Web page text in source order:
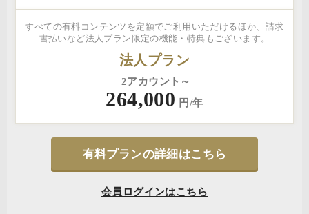
すべての有料コンテンツを定額でご利用いただけるほか、請求
書払いなど法人プラン限定の機能・特典もございます。
法人プラン
2アカウント～
264,000 円/年
有料プランの詳細はこちら
会員ログインはこちら